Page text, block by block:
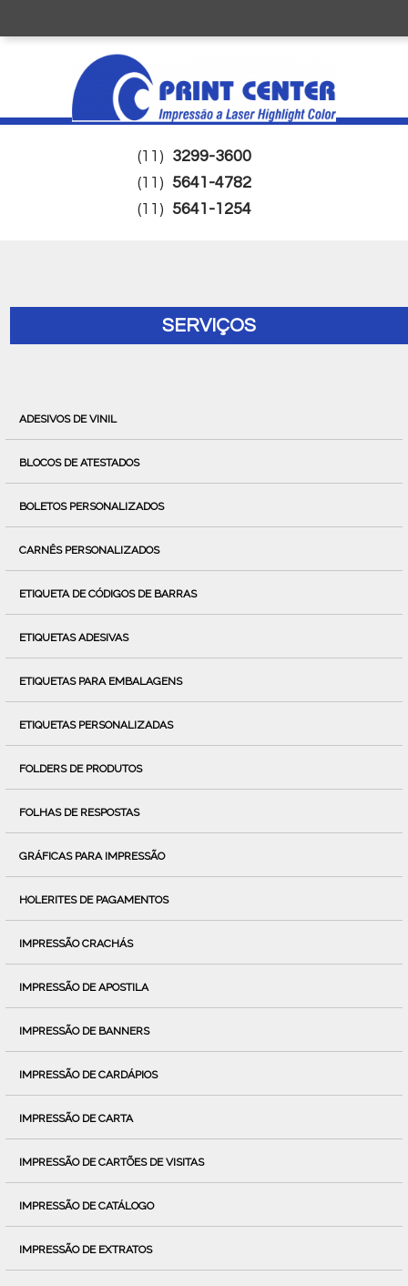
(11) 3299-3600
(11) 5641-4782
(11) 5641-1254
SERVIÇOS
ADESIVOS DE VINIL
BLOCOS DE ATESTADOS
BOLETOS PERSONALIZADOS
CARNÊS PERSONALIZADOS
ETIQUETA DE CÓDIGOS DE BARRAS
ETIQUETAS ADESIVAS
ETIQUETAS PARA EMBALAGENS
ETIQUETAS PERSONALIZADAS
FOLDERS DE PRODUTOS
FOLHAS DE RESPOSTAS
GRÁFICAS PARA IMPRESSÃO
HOLERITES DE PAGAMENTOS
IMPRESSÃO CRACHÁS
IMPRESSÃO DE APOSTILA
IMPRESSÃO DE BANNERS
IMPRESSÃO DE CARDÁPIOS
IMPRESSÃO DE CARTA
IMPRESSÃO DE CARTÕES DE VISITAS
IMPRESSÃO DE CATÁLOGO
IMPRESSÃO DE EXTRATOS